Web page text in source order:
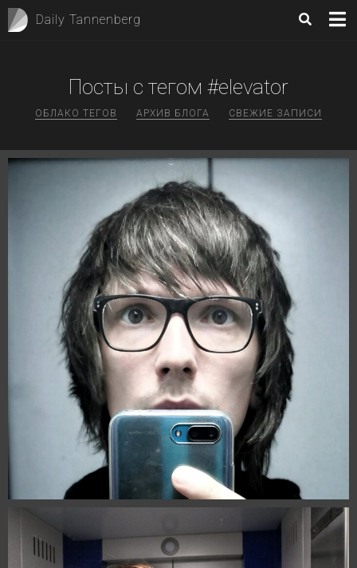
Daily Tannenberg
Посты с тегом #elevator
ОБЛАКО ТЕГОВ АРХИВ БЛОГА СВЕЖИЕ ЗАПИСИ